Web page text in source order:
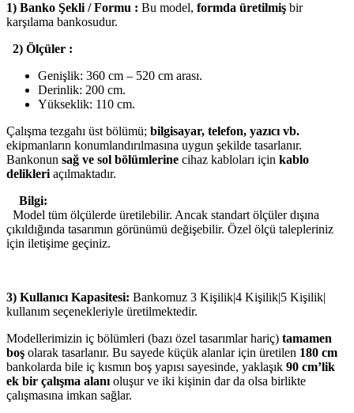
1) Banko Şekli / Formu : Bu model, formda üretilmiş bir
karşılama bankosudur.
2) Ölçüler :
Genişlik: 360 cm – 520 cm arası.
Derinlik: 200 cm.
Yükseklik: 110 cm.
Çalışma tezgahı üst bölümü; bilgisayar, telefon, yazıcı vb.
ekipmanların konumlandırılmasına uygun şekilde tasarlanır.
Bankonun sağ ve sol bölümlerine cihaz kabloları için kablo
delikleri açılmaktadır.
Bilgi:
Model tüm ölçülerde üretilebilir. Ancak standart ölçüler dışına
çıkıldığında tasarımın görünümü değişebilir. Özel ölçü talepleriniz
için iletişime geçiniz.
3) Kullanıcı Kapasitesi: Bankomuz 3 Kişilik|4 Kişilik|5 Kişilik|
kullanım seçenekleriyle üretilmektedir.
Modellerimizin iç bölümleri (bazı özel tasarımlar hariç) tamamen
boş olarak tasarlanır. Bu sayede küçük alanlar için üretilen 180 cm
bankolarda bile iç kısmın boş yapısı sayesinde, yaklaşık 90 cm’lik
ek bir çalışma alanı oluşur ve iki kişinin dar da olsa birlikte
çalışmasına imkan sağlar.